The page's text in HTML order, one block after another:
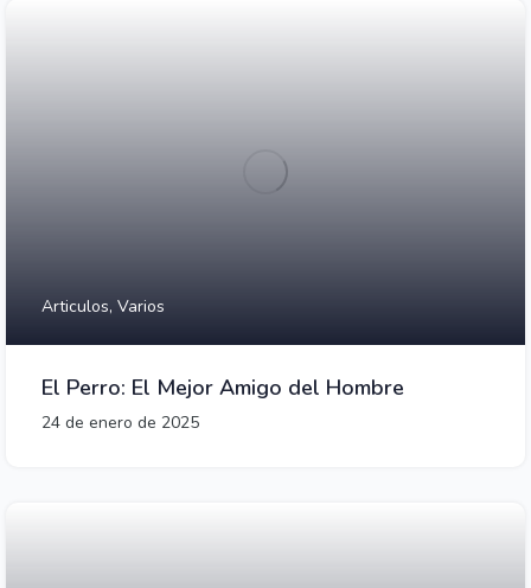
Articulos, Varios
El Perro: El Mejor Amigo del Hombre
24 de enero de 2025